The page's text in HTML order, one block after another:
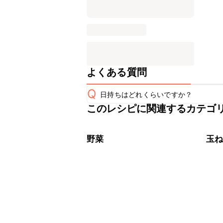
よくある質問
Q 日持ちはどれくらいですか？
保存期間は冷蔵で当日中が目安です
※日持ちは目安です。
このレシピに関連するカテゴ
野菜 玉